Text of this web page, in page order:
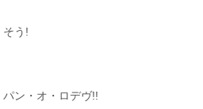
そう!
パン・オ・ロデヴ!!